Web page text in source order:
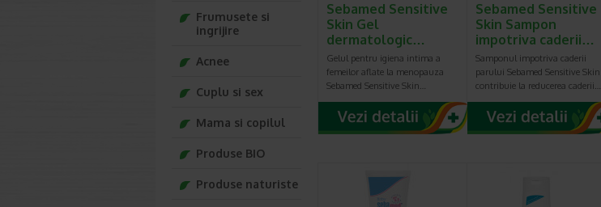
Sebamed Sensitive
Skin Gel
dermatologic…
Gelul pentru igiena intima a
femeilor aflate la menopauza
Sebamed Sensitive Skin…
Sebamed Sensitive
Skin Sampon
impotriva caderii…
Samponul impotriva caderii
parului Sebamed Sensitive Skin
contribuie la reducerea caderii…
Frumusete si
ingrijire
Acnee
Cuplu si sex
Mama si copilul
Produse BIO
Produse naturiste